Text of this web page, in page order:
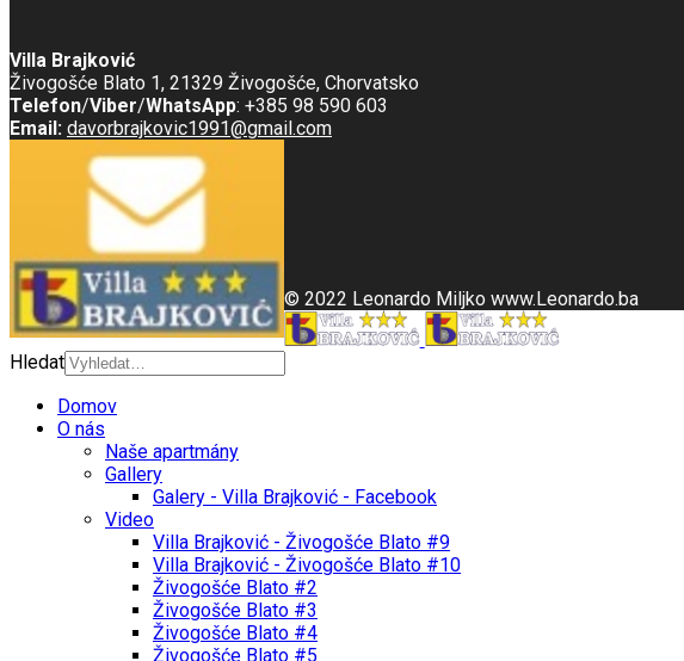
Villa Brajković
Živogošće Blato 1, 21329 Živogošće, Chorvatsko
Telefon/Viber/WhatsApp: +385 98 590 603
Email: davorbrajkovic1991@gmail.com
© 2022 Leonardo Miljko www.Leonardo.ba
Hledat
Domov
O nás
Naše apartmány
Gallery
Galery - Villa Brajković - Facebook
Video
Villa Brajković - Živogošće Blato #9
Villa Brajković - Živogošće Blato #10
Živogošće Blato #2
Živogošće Blato #3
Živogošće Blato #4
Živogošće Blato #5